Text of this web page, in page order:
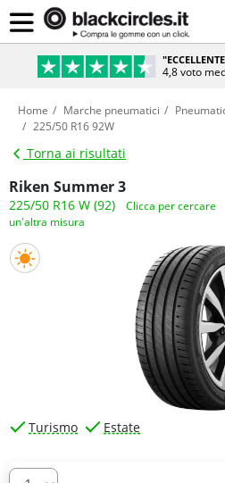
4,8 voto
Home Marche pneumatici
225/50 R16 92W
Torna ai risultati
Riken Summer 3
225/50 R16 W (92)
Clicca per cercare
un'altra misura
Turismo Estate